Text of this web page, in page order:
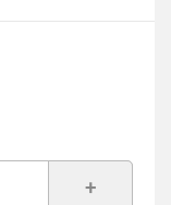
+